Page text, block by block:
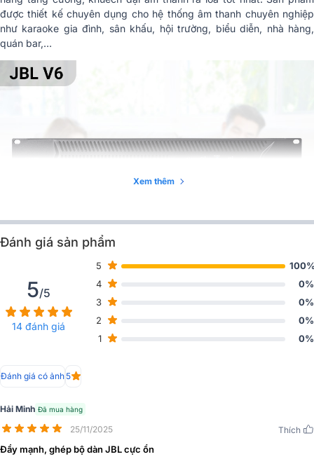
được thiết kế chuyên dụng cho hệ thống âm thanh chuyên nghiệp
như karaoke gia đình, sân khấu, hội trường, biểu diễn, nhà hàng,
quán bar,…
Tính năng nổi bật Cục đẩy công suất JBL V6:
- Cục đẩy công suất kích thước 2U phù hợp với tủ thiết bị chuyên
- Bảng điều khiển phía trước thiết kế đơn giản, trực quan và tiện
- Cung cấp công suất đầu ra đáng kể: 8Ohms: 500Wx2CH, 4Ohms:
Xem thêm
Đánh giá sản phẩm
5/5
14 đánh giá
5
4
0%
3
0%
2
0%
1
0%
Đánh giá có ảnh 5
Hải Minh Đã mua hàng
25/11/2025 Thích
Đẩy mạnh, ghép bộ dàn JBL cực ổn